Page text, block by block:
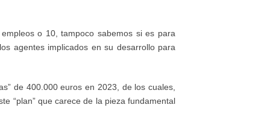
o 10, tampoco sabemos si es para
agentes implicados en su desarrollo para
de 400.000 euros en 2023, de los cuales,
“plan” que carece de la pieza fundamental